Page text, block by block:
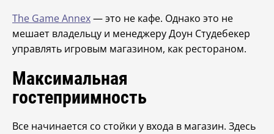
The Game Annex— это не кафе. Однако это не
мешает владельцу и менеджеру Доун Студебекер
управлять игровым магазином, как рестораном.
Максимальная
гостеприимность
Все начинается со стойки у входа в магазин. Здесь